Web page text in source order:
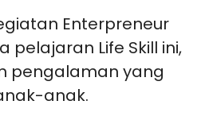
Enterpreneur
pelajaran Life Skill ini,
pengalaman yang
anak.